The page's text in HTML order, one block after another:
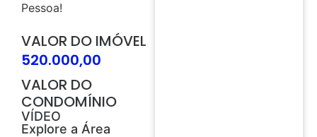
Pessoa!
VALOR DO IMÓVEL
520.000,00
VALOR DO
CONDOMÍNIO
VÍDEO
Explore a Área